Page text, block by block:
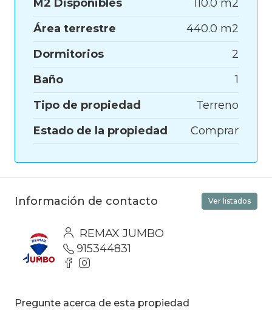
M2 Disponibles
110.0 m2
Área terrestre
440.0 m2
Dormitorios
2
Baño
1
Tipo de propiedad
Terreno
Estado de la propiedad
Comprar
Información de contacto Ver listados
REMAX JUMBO
915344831
Pregunte acerca de esta propiedad